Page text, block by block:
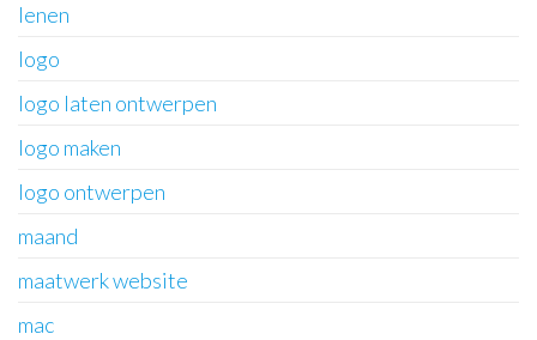
lenen
logo
logo laten ontwerpen
logo maken
logo ontwerpen
maand
maatwerk website
mac